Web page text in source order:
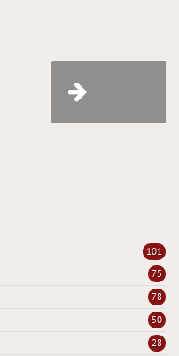
101
75
78
50
28